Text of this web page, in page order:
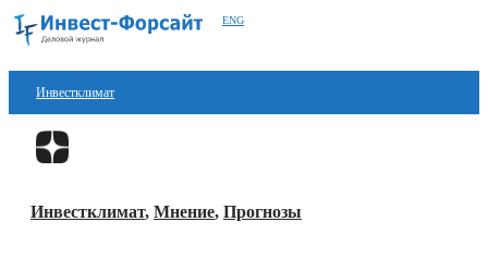
ENG
Инвестклимат
Финансы
Блокчейн
Инвестклимат, Мнение, Прогнозы